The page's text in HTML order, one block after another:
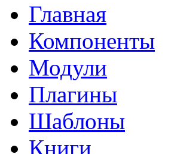
Главная
Компоненты
Модули
Плагины
Шаблоны
Книги